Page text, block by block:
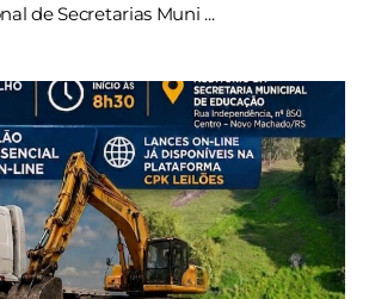
de Secretarias Muni ...